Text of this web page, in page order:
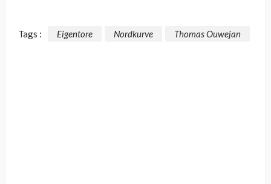
Tags : Eigentore Nordkurve Thomas Ouwejan